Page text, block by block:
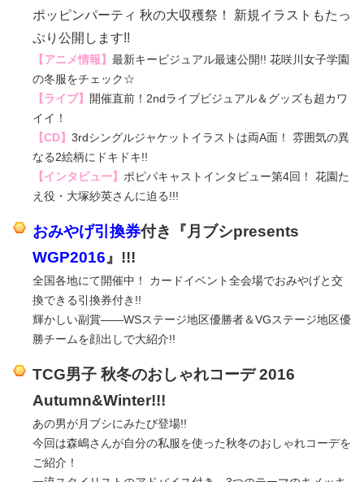
ポッピンパーティ 秋の大収穫祭！ 新規イラストもたっ
ぷり公開します!!
【アニメ情報】 最新キービジュアル最速公開!! 花咲川女子学園
の冬服をチェック☆
【ライブ】
開催直前！2ndライブビジュアル＆グッズも超カワ
イイ！
【CD】 3rdシングルジャケットイラストは両A面！ 雰囲気の異
なる2絵柄にドキドキ!!
【インタビュー】 ポピパキャストインタビュー第4回！ 花園た
え役・大塚紗英さんに迫る!!!
おみやげ引換券付き『月ブシpresents
WGP2016 』!!!
全国各地にて開催中！ カードイベント全会場でおみやげと交
換できる引換券付き!!
輝かしい副賞――WSステージ地区優勝者＆VGステージ地区優
勝チームを顔出しで大紹介!!
TCG男子 秋冬のおしゃれコーデ 2016
Autumn&Winter!!!
あの男が月ブシにみたび登場!!
今回は森嶋さんが自分の私服を使った秋冬のおしゃれコーデを
ご紹介！